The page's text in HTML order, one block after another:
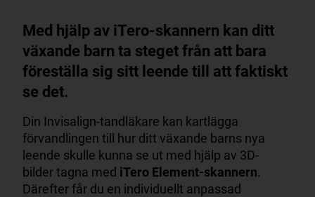
Med hjälp av iTero-skannern kan ditt
växande barn ta steget från att bara
föreställa sig sitt leende till att faktiskt
se det.
Din Invisalign-tandläkare kan kartlägga
förvandlingen till hur ditt växande barns nya
leende skulle kunna se ut med hjälp av 3D-
bilder tagna med iTero Element-skannern.
Därefter får du en individuellt anpassad